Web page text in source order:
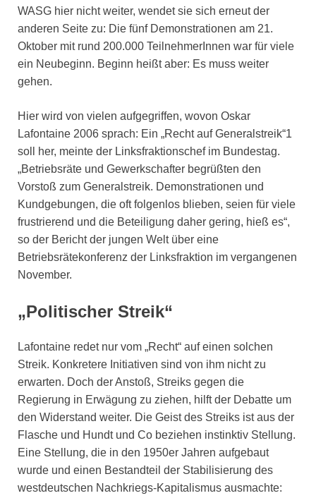
WASG hier nicht weiter, wendet sie sich erneut der
anderen Seite zu: Die fünf Demonstrationen am 21.
Oktober mit rund 200.000 TeilnehmerInnen war für viele
ein Neubeginn. Beginn heißt aber: Es muss weiter
gehen.
Hier wird von vielen aufgegriffen, wovon Oskar
Lafontaine 2006 sprach: Ein „Recht auf Generalstreik“1
soll her, meinte der Linksfraktionschef im Bundestag.
„Betriebsräte und Gewerkschafter begrüßten den
Vorstoß zum Generalstreik. Demonstrationen und
Kundgebungen, die oft folgenlos blieben, seien für viele
frustrierend und die Beteiligung daher gering, hieß es“,
so der Bericht der jungen Welt über eine
Betriebsrätekonferenz der Linksfraktion im vergangenen
November.
„Politischer Streik“
Lafontaine redet nur vom „Recht“ auf einen solchen
Streik. Konkretere Initiativen sind von ihm nicht zu
erwarten. Doch der Anstoß, Streiks gegen die
Regierung in Erwägung zu ziehen, hilft der Debatte um
den Widerstand weiter. Die Geist des Streiks ist aus der
Flasche und Hundt und Co beziehen instinktiv Stellung.
Eine Stellung, die in den 1950er Jahren aufgebaut
wurde und einen Bestandteil der Stabilisierung des
westdeutschen Nachkriegs-Kapitalismus ausmachte: